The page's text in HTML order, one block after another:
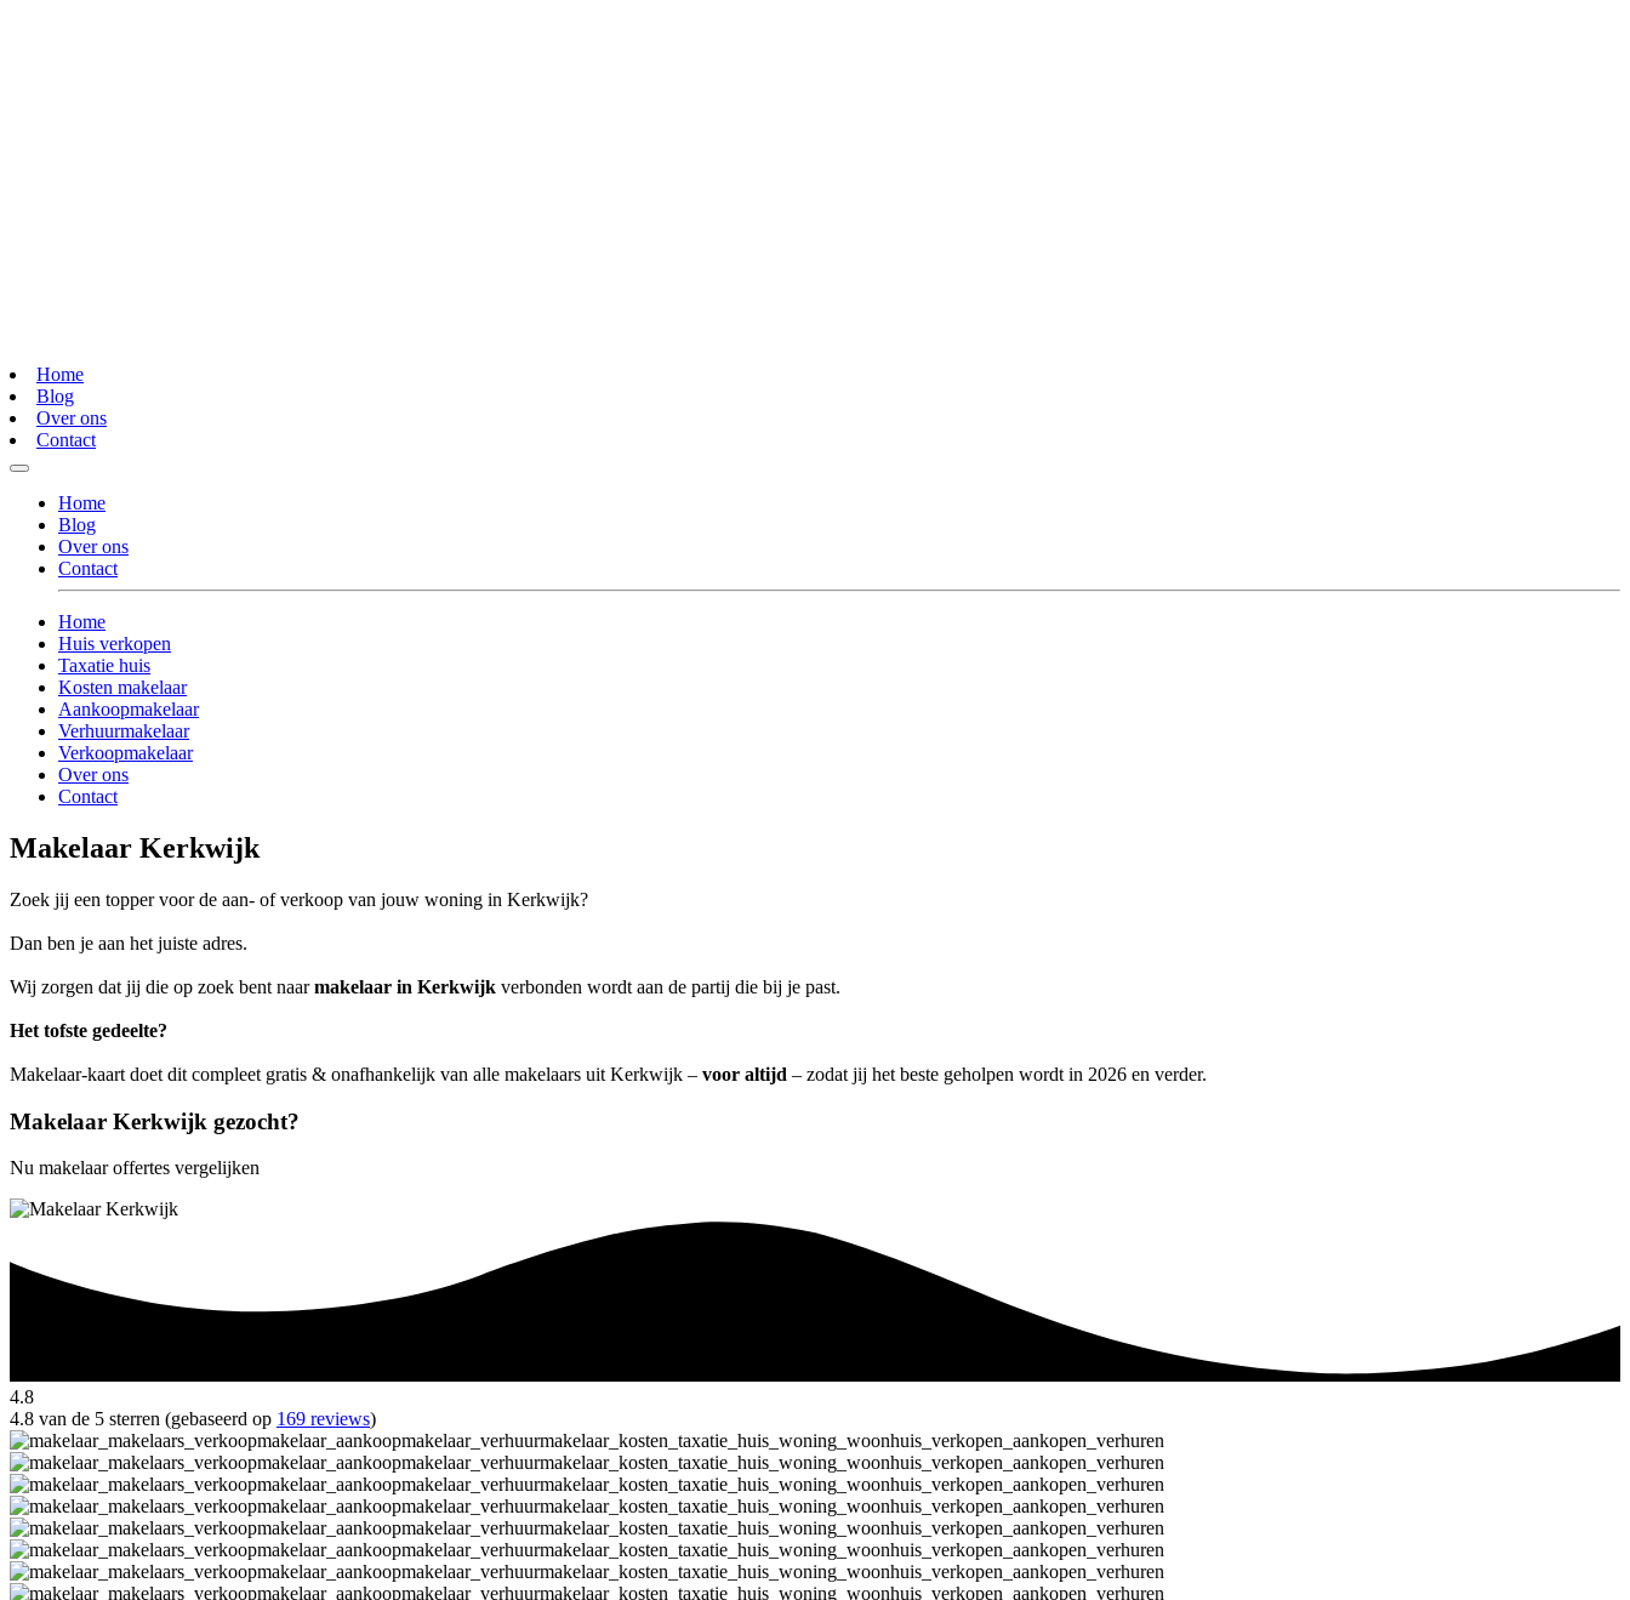
Home
Blog
Over ons
Contact
Home
Blog
Over ons
Contact
Home
Huis verkopen
Taxatie huis
Kosten makelaar
Aankoopmakelaar
Verhuurmakelaar
Verkoopmakelaar
Over ons
Contact
Makelaar Kerkwijk
Zoek jij een topper voor de aan- of verkoop van jouw woning in Kerkwijk?
Dan ben je aan het juiste adres.
Wij zorgen dat jij die op zoek bent naarmakelaar in Kerkwijk verbonden wordt aan de partij die bij je past.
Het tofste gedeelte?
Makelaar-kaart doet dit compleet gratis & onafhankelijk van alle makelaars uit Kerkwijk – voor altijd – zodat jij het beste geholpen wordt in 2026 en verder.
Makelaar Kerkwijk gezocht?
Nu makelaar offertes vergelijken
4.8
4.8 van de 5 sterren (gebaseerd op 169 reviews)